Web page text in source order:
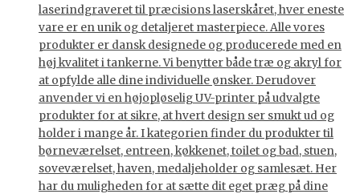
laserindgraveret til præcisions laserskåret, hver eneste
vare er en unik og detaljeret masterpiece. Alle vores
produkter er dansk designede og producerede med en
høj kvalitet i tankerne. Vi benytter både træ og akryl for
at opfylde alle dine individuelle ønsker. Derudover
anvender vi en højopløselig UV-printer på udvalgte
produkter for at sikre, at hvert design ser smukt ud og
holder i mange år. I kategorien finder du produkter til
børneværelset, entreen, køkkenet, toilet og bad, stuen,
soveværelset, haven, medaljeholder og samlesæt. Her
har du muligheden for at sætte dit eget præg på dine